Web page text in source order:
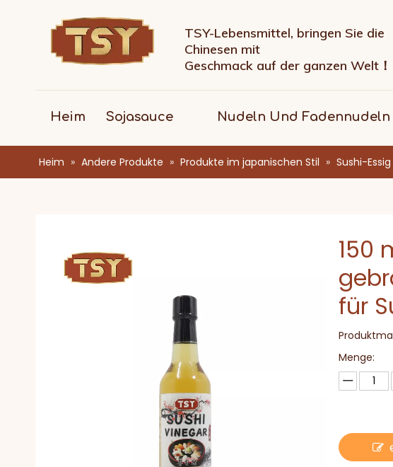
TSY-Lebensmittel, bringen Sie die
Chinesen mit
Geschmack auf der ganzen Welt！
Heim Sojasauce Nudeln Und Fadennudeln
Heim » Andere Produkte » Produkte im japanischen Stil » Sushi-Essig
150
für
Menge: